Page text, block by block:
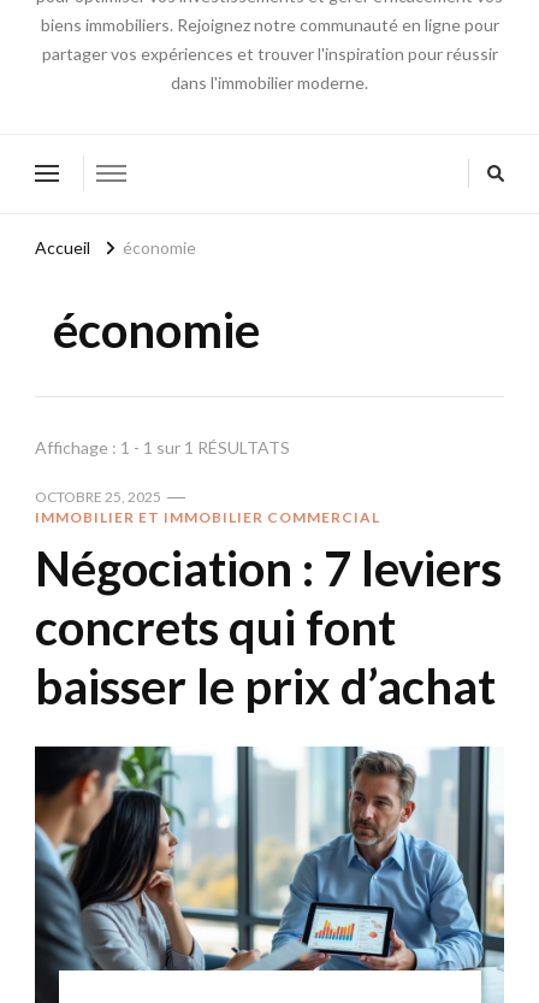
biens immobiliers. Rejoignez notre communauté en ligne pour
partager vos expériences et trouver l'inspiration pour réussir
dans l'immobilier moderne.
Accueil économie
économie
Affichage : 1 - 1 sur 1 RÉSULTATS
OCTOBRE 25, 2025
IMMOBILIER ET IMMOBILIER COMMERCIAL
Négociation : 7 leviers
concrets qui font
baisser le prix d’achat